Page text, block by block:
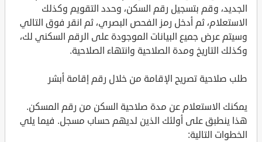
الجديد، وقم بتسجيل رقم السكن، وحدد التقويم وكذلك
الاستعلام، ثم أدخل رمز الفحص البصري، ثم انقر فوق التالي
وسيتم عرض جميع البيانات الموجودة على الرقم السكني لك،
وكذلك التاريخ ومدة الصلاحية وانتهاء الصلاحية.
طلب صلاحية تصريح الإقامة من خلال رقم إقامة أبشر
يمكنك الاستعلام عن مدة صلاحية السكن من رقم المسكن.
هذا ينطبق على أولئك الذين لديهم حساب مسجل. فيما يلي
الخطوات التالية: